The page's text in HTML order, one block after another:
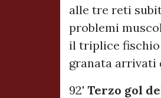
alle tre reti
problemi
il triplice fischio
granata arrivati
92' Terzo gol